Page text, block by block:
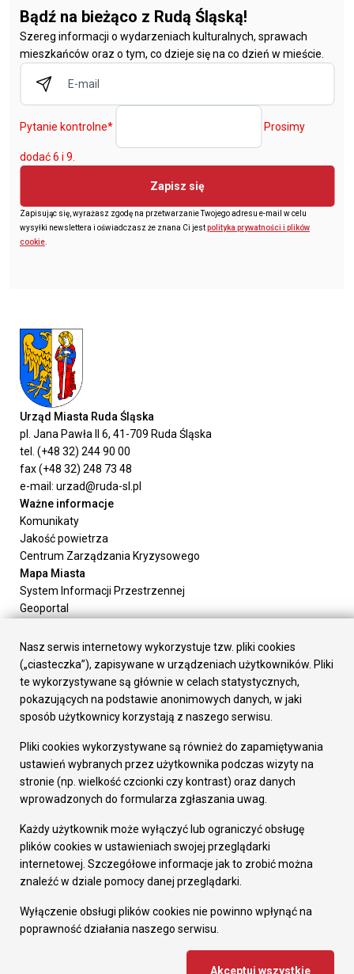
Bądź na bieżąco z Rudą Śląską!
Szereg informacji o wydarzeniach kulturalnych, sprawach
mieszkańców oraz o tym, co dzieje się na co dzień w mieście.
Pytanie kontrolne* Prosimy
dodać 6 i 9.
Zapisz się
Zapisując się, wyrażasz zgodę na przetwarzanie Twojego adresu e-mail w celu
wysyłki newslettera i oświadczasz że znana Ci jestpolityka prywatności i plików
cookie.
Urząd Miasta Ruda Śląska
pl. Jana Pawła II 6, 41-709 Ruda Śląska
tel. (+48 32) 244 90 00
fax (+48 32) 248 73 48
e-mail: urzad@ruda-sl.pl
Ważne informacje
Komunikaty
Jakość powietrza
Centrum Zarządzania Kryzysowego
Mapa Miasta
System Informacji Przestrzennej
Geoportal
Załatw sprawę
Prezydent Miasta
Rada Miasta
Wydziały
Elektroniczna Skrzynka Podawcza
Gospodarka
Fundusze europejskie
Środki krajowe
Oferty inwestycyjne
Pozostałe
Deklaracja dostępności
Dane osobowe
Dodaj opinię o witrynie
Projekt i wdrożenie - MIGOMEDIA
Nasz serwis internetowy wykorzystuje tzw. pliki cookies
(„ciasteczka”), zapisywane w urządzeniach użytkowników. Pliki
te wykorzystywane są głównie w celach statystycznych,
pokazujących na podstawie anonimowych danych, w jaki
sposób użytkownicy korzystają z naszego serwisu.
Pliki cookies wykorzystywane są również do zapamiętywania
ustawień wybranych przez użytkownika podczas wizyty na
stronie (np. wielkość czcionki czy kontrast) oraz danych
wprowadzonych do formularza zgłaszania uwag.
Każdy użytkownik może wyłączyć lub ograniczyć obsługę
plików cookies w ustawieniach swojej przeglądarki
internetowej. Szczegółowe informacje jak to zrobić można
znaleźć w dziale pomocy danej przeglądarki.
Wyłączenie obsługi plików cookies nie powinno wpłynąć na
poprawność działania naszego serwisu.
Akceptuj wszystkie